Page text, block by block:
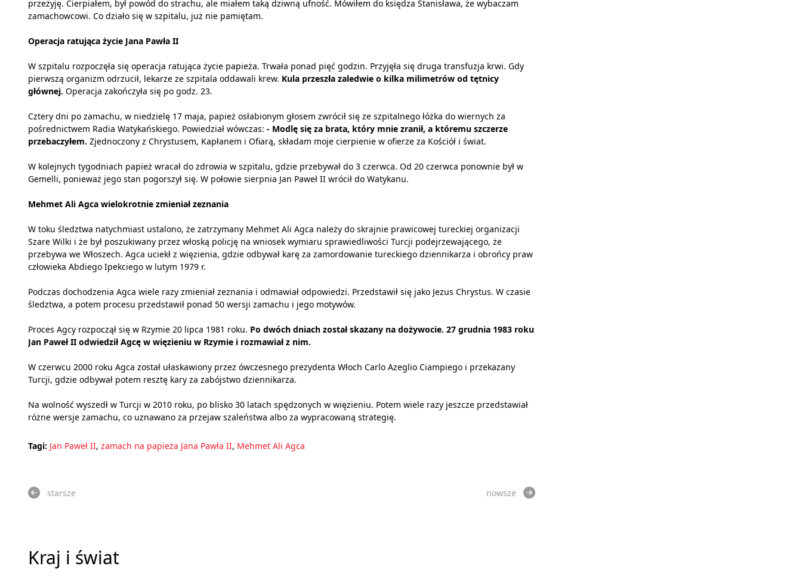
przeżyję. Cierpiałem, był powód do strachu, ale miałem taką dziwną ufność. Mówiłem do księdza Stanisława, że wybaczam
zamachowcowi. Co działo się w szpitalu, już nie pamiętam.
Operacja ratująca życie Jana Pawła II
W szpitalu rozpoczęła się operacja ratująca życie papieża. Trwała ponad pięć godzin. Przyjęła się druga transfuzja krwi. Gdy
pierwszą organizm odrzucił, lekarze ze szpitala oddawali krew. Kula przeszła zaledwie o kilka milimetrów od tętnicy
głównej. Operacja zakończyła się po godz. 23.
Cztery dni po zamachu, w niedzielę 17 maja, papież osłabionym głosem zwrócił się ze szpitalnego łóżka do wiernych za
pośrednictwem Radia Watykańskiego. Powiedział wówczas: - Modlę się za brata, który mnie zranił, a któremu szczerze
przebaczyłem. Zjednoczony z Chrystusem, Kapłanem i Ofiarą, składam moje cierpienie w ofierze za Kościół i świat.
W kolejnych tygodniach papież wracał do zdrowia w szpitalu, gdzie przebywał do 3 czerwca. Od 20 czerwca ponownie był w
Gemelli, ponieważ jego stan pogorszył się. W połowie sierpnia Jan Paweł II wrócił do Watykanu.
Mehmet Ali Agca wielokrotnie zmieniał zeznania
W toku śledztwa natychmiast ustalono, że zatrzymany Mehmet Ali Agca należy do skrajnie prawicowej tureckiej organizacji
Szare Wilki i że był poszukiwany przez włoską policję na wniosek wymiaru sprawiedliwości Turcji podejrzewającego, że
przebywa we Włoszech. Agca uciekł z więzienia, gdzie odbywał karę za zamordowanie tureckiego dziennikarza i obrońcy praw
człowieka Abdiego Ipekciego w lutym 1979 r.
Podczas dochodzenia Agca wiele razy zmieniał zeznania i odmawiał odpowiedzi. Przedstawił się jako Jezus Chrystus. W czasie
śledztwa, a potem procesu przedstawił ponad 50 wersji zamachu i jego motywów.
Proces Agcy rozpoczął się w Rzymie 20 lipca 1981 roku. Po dwóch dniach został skazany na dożywocie. 27 grudnia 1983 roku
Jan Paweł II odwiedził Agcę w więzieniu w Rzymie i rozmawiał z nim.
W czerwcu 2000 roku Agca został ułaskawiony przez ówczesnego prezydenta Włoch Carlo Azeglio Ciampiego i przekazany
Turcji, gdzie odbywał potem resztę kary za zabójstwo dziennikarza.
Na wolność wyszedł w Turcji w 2010 roku, po blisko 30 latach spędzonych w więzieniu. Potem wiele razy jeszcze przedstawiał
różne wersje zamachu, co uznawano za przejaw szaleństwa albo za wypracowaną strategię.
Tagi: Jan Paweł II, zamach na papieża Jana Pawła II, Mehmet Ali Agca
starsze nowsze
Kraj i świat